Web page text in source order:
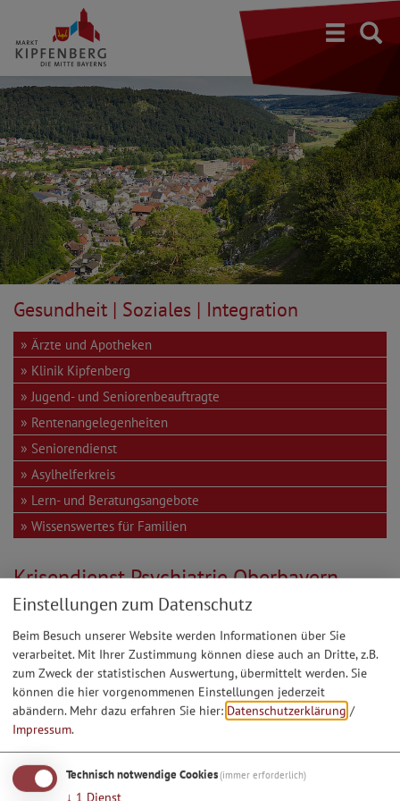
Gesundheit | Soziales | Integration
Ärzte und Apotheken
Klinik Kipfenberg
Jugend- und Seniorenbeauftragte
Rentenangelegenheiten
Seniorendienst
Asylhelferkreis
Lern- und Beratungsangebote
Wissenswertes für Familien
Krisendienst Psychiatrie Oberbayern
Hilfe in Ihrer Nähe
Schnelle Hilfe braucht kurze Wege: Nach diesem Grundsatz hilft
der Krisendienst Psychiatrie Oberbayern – vertraulich, menschlich,
qualifiziert. Wir sind kostenlos rund um die Uhr für Sie da – an
365 Tagen im Jahr.
Sie erreichen uns kostenlos:
täglich von
Einstellungen zum Datenschutz
Beim Besuch unserer Website werden Informationen über Sie
verarbeitet. Mit Ihrer Zustimmung können diese auch an Dritte, z.B.
zum Zweck der statistischen Auswertung, übermittelt werden. Sie
können die hier vorgenommenen Einstellungen jederzeit
abändern. Mehr dazu erfahren Sie hier: Datenschutzerklärung /
Impressum.
Technisch notwendige Cookies(immer erforderlich)
↓ 1 Dienst